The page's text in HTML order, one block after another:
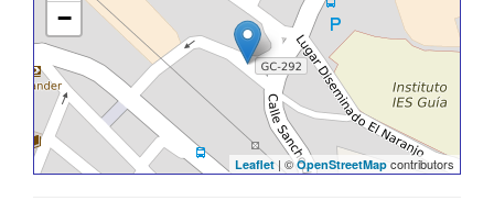
−
Leaflet | ©OpenStreetMap contributors